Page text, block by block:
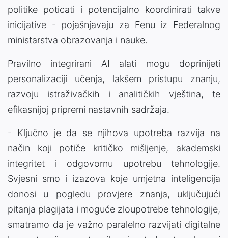
politike poticati i potencijalno koordinirati takve
inicijative - pojašnjavaju za Fenu iz Federalnog
ministarstva obrazovanja i nauke.
Pravilno integrirani AI alati mogu doprinijeti
personalizaciji učenja, lakšem pristupu znanju,
razvoju istraživačkih i analitičkih vještina, te
efikasnijoj pripremi nastavnih sadržaja.
- Ključno je da se njihova upotreba razvija na
način koji potiče kritičko mišljenje, akademski
integritet i odgovornu upotrebu tehnologije.
Svjesni smo i izazova koje umjetna inteligencija
donosi u pogledu provjere znanja, uključujući
pitanja plagijata i moguće zloupotrebe tehnologije,
smatramo da je važno paralelno razvijati digitalne